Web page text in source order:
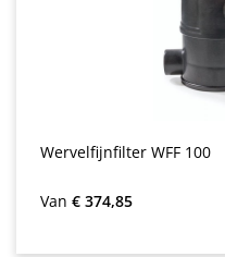
Wervelfijnfilter WFF 100
Normale prijs:
Van € 374,85